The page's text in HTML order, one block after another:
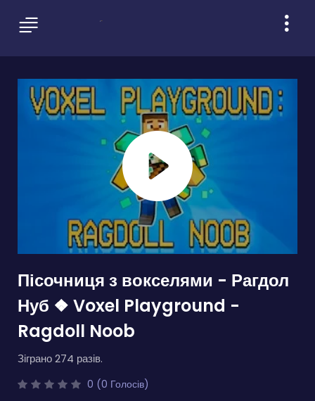
Пісочниця з вокселями - Рагдол
Нуб ❖ Voxel Playground -
Ragdoll Noob
Зіграно 274 разів.
0 (0 Голосів)